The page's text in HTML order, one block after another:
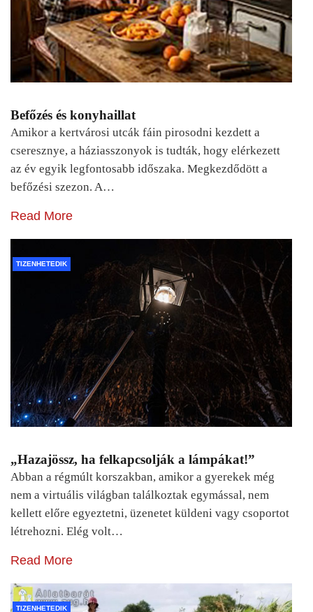
Befőzés és konyhaillat
Amikor a kertvárosi utcák fáin pirosodni kezdett a
cseresznye, a háziasszonyok is tudták, hogy elérkezett
az év egyik legfontosabb időszaka. Megkezdődött a
befőzési szezon. A…
Read More
TIZENHETEDIK
„Hazajössz, ha felkapcsolják a lámpákat!”
Abban a régmúlt korszakban, amikor a gyerekek még
nem a virtuális világban találkoztak egymással, nem
kellett előre egyeztetni, üzenetet küldeni vagy csoportot
létrehozni. Elég volt…
Read More
TIZENHETEDIK